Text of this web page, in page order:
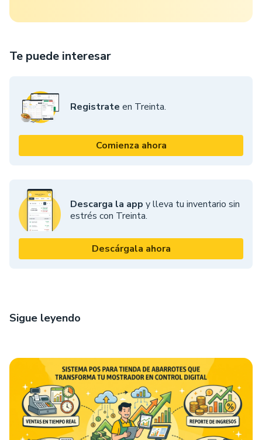
Te puede interesar
Registrate en Treinta.
Comienza ahora
Descarga la app y lleva tu inventario sin
estrés con Treinta.
Descárgala ahora
Sigue leyendo